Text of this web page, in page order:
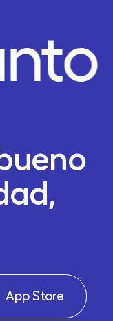
App Store